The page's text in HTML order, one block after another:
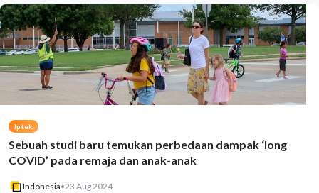
Iptek
Sebuah studi baru temukan perbedaan dampak ‘long
COVID’ pada remaja dan anak-anak
Indonesia•23 Aug 2024